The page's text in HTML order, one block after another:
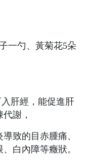
一勺、黃菊花5朵
肝經，能促進肝
謝，
致的目赤腫痛、
白內障等癥狀。